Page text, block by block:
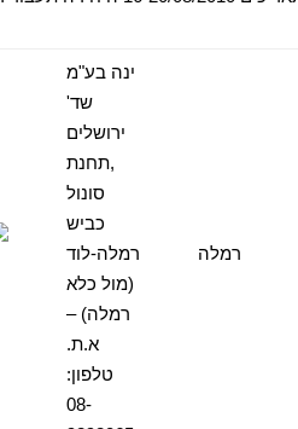
רמלה
ינה בע"מ
שד'
ירושלים
,תחנת
סונול
כביש
רמלה-לוד
(מול כלא
רמלה) –
א.ת.
טלפון:
08-